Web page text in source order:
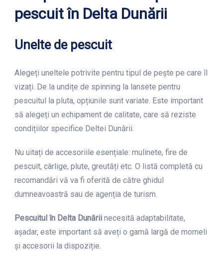
pescuit în Delta Dunării
Unelte de pescuit
Alegeți uneltele potrivite pentru tipul de pește pe care îl
vizați. De la undițe de spinning la lansete pentru
pescuitul la pluta, opțiunile sunt variate. Este important
să alegeți un echipament de calitate, care să reziste
condițiilor specifice Deltei Dunării.
Nu uitați de accesoriile esențiale: mulinete, fire de
pescuit, cârlige, plute, greutăți etc. O listă completă cu
recomandări vă va fi oferită de către ghidul
dumneavoastră sau de agenția de turism.
Pescuitul în Delta Dunării necesită adaptabilitate,
așadar, este important să aveți o gamă largă de momeli
și accesorii la dispoziție.